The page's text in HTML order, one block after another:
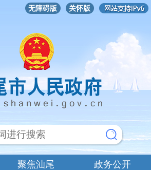
无障碍版 关怀版
聚焦汕尾
政务公开